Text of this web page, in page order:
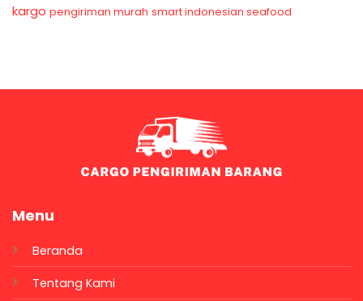
kargo pengiriman murah smart indonesian seafood
Menu
Beranda
Tentang Kami